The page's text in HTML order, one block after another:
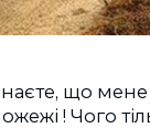
що мене
! Чого